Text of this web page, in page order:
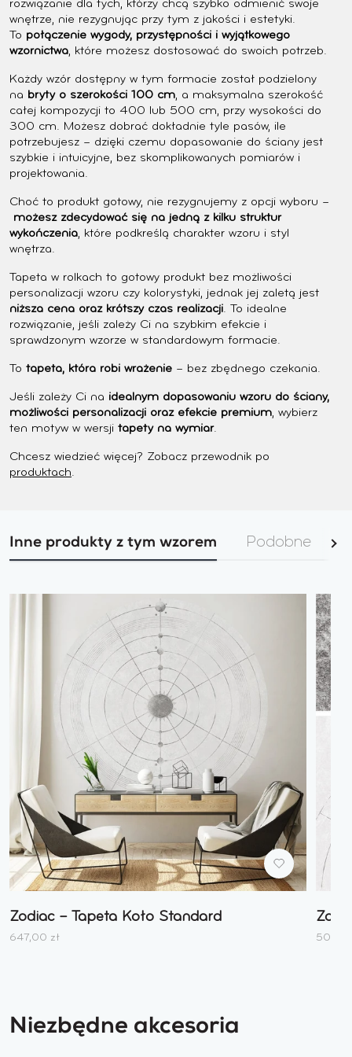
rozwiązanie dla tych, którzy chcą szybko odmienić swoje
wnętrze, nie rezygnując przy tym z jakości i estetyki.
To połączenie wygody, przystępności i wyjątkowego
wzornictwa, które możesz dostosować do swoich potrzeb.
Każdy wzór dostępny w tym formacie został podzielony
na bryty o szerokości 100 cm, a maksymalna szerokość
całej kompozycji to 400 lub 500 cm, przy wysokości do
300 cm. Możesz dobrać dokładnie tyle pasów, ile
potrzebujesz – dzięki czemu dopasowanie do ściany jest
szybkie i intuicyjne, bez skomplikowanych pomiarów i
projektowania.
Choć to produkt gotowy, nie rezygnujemy z opcji wyboru –
możesz zdecydować się na jedną z kilku struktur
wykończenia, które podkreślą charakter wzoru i styl
wnętrza.
Tapeta w rolkach to gotowy produkt bez możliwości
personalizacji wzoru czy kolorystyki, jednak jej zaletą jest
niższa cena oraz krótszy czas realizacji. To idealne
rozwiązanie, jeśli zależy Ci na szybkim efekcie i
sprawdzonym wzorze w standardowym formacie.
To tapeta, która robi wrażenie – bez zbędnego czekania.
Jeśli zależy Ci na idealnym dopasowaniu wzoru do ściany,
możliwości personalizacji oraz efekcie premium, wybierz
ten motyw w wersji tapety na wymiar.
Chcesz wiedzieć więcej? Zobacz przewodnik po
produktach.
Inne produkty z tym wzorem Podobne
Dodaj
Zodiac – Tapeta Koło Standard
647,00 zł
Zodiac
–
Próbka
Tapety
50,00
Niezbędne akcesoria